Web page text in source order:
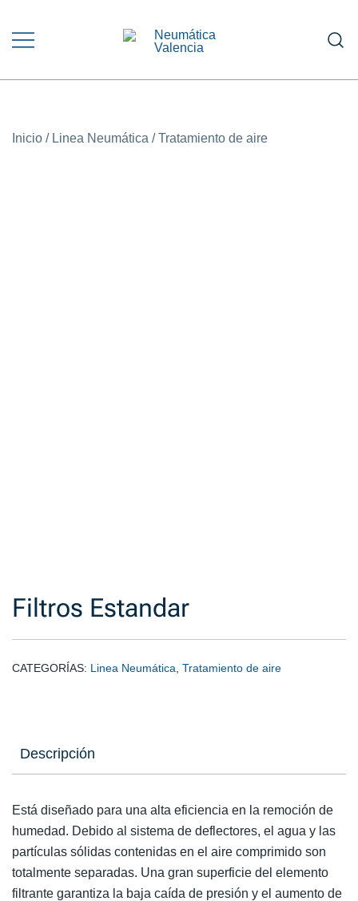
contenido
Inicio / Linea Neumática /Tratamiento de aire
Filtros Estandar
CATEGORÍAS: Linea Neumática Tratamiento de aire
Descripción
Está diseñado para una alta eficiencia en la remoción de
humedad. Debido al sistema de deflectores, el agua y las
partículas sólidas contenidas en el aire comprimido son
totalmente separadas. Una gran superficie del elemento
filtrante garantiza la baja caída de presión y el aumento de